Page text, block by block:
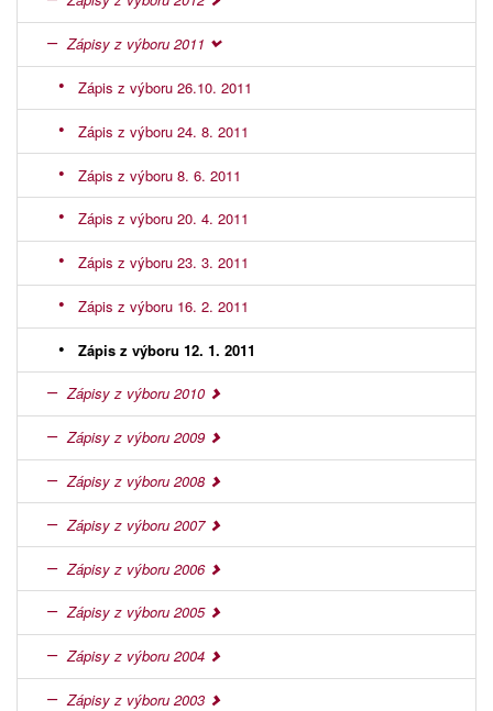
Zápisy z výboru 2011
Zápis z výboru 26.10. 2011
Zápis z výboru 24. 8. 2011
Zápis z výboru 8. 6. 2011
Zápis z výboru 20. 4. 2011
Zápis z výboru 23. 3. 2011
Zápis z výboru 16. 2. 2011
Zápis z výboru 12. 1. 2011
Zápisy z výboru 2010
Zápisy z výboru 2009
Zápisy z výboru 2008
Zápisy z výboru 2007
Zápisy z výboru 2006
Zápisy z výboru 2005
Zápisy z výboru 2004
Zápisy z výboru 2003